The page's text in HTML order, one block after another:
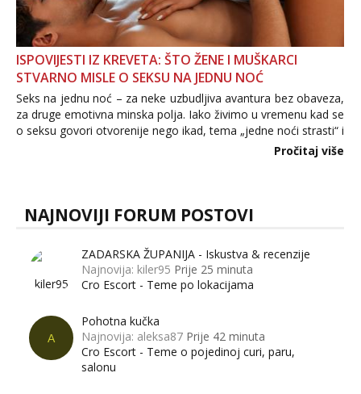
ISPOVIJESTI IZ KREVETA: ŠTO ŽENE I MUŠKARCI
STVARNO MISLE O SEKSU NA JEDNU NOĆ
Seks na jednu noć – za neke uzbudljiva avantura bez obaveza,
za druge emotivna minska polja. Iako živimo u vremenu kad se
o seksu govori otvorenije nego ikad, tema „jedne noći strasti“ i
dalje izaziva burne rasprave. Što zapravo misle žene, a što
Pročitaj više
NAJNOVIJI FORUM POSTOVI
ZADARSKA ŽUPANIJA - Iskustva & recenzije
Najnovija: kiler95 Prije 25 minuta
Cro Escort - Teme po lokacijama
A
Pohotna kučka
Najnovija: aleksa87 Prije 42 minuta
Cro Escort - Teme o pojedinoj curi, paru,
salonu